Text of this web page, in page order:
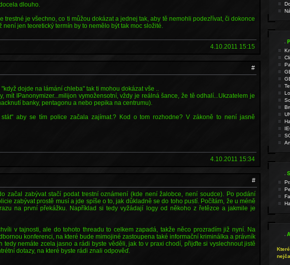
dlouho.
trestné je všechno, co ti můžou dokázat a jednej tak, aby tě nemohli podezřívat, či dokonce
jen teoretický termín by to nemělo být tak moc složité.
4.10.2011 15:15
#
dojde na lámání chleba" tak ti mohou dokázat vše ..
mít IPanonymizer...milijon vymožensotní, vždy je reálná šance, že tě odhalí...Ukzatelem je
banky, pentagonu a nebo pepika na centrumu).
aby se tím police začala zajímat.? Kod o tom rozhodne? V zákoně to není jasně
4.10.2011 15:34
#
začal zabývat stačí podat trestní oznámení (kde není žalobce, není soudce). Po podání
zabývat prostě musí a jde spíše o to, jak důkladně se do toho pustí. Počítám, že u méně
na první překážku. Například si tedy vyžádají logy od někoho z řetězce a jakmile je
v tajnosti, ale do tohoto threadu to celkem zapadá, takže něco prozradím již nyní. Na
konferenci, na které bude mimojiné zastoupena také informační kriminálka a právník
tedy nemáte zcela jasno a rádi byste věděli, jak to v praxi chodí, přijďte si vyslechnout jistě
dotazy, na které byste rádi znali odpověď.
.
.
.